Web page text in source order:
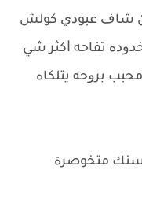
ﺷﺎﻑ ﻋﺒﻮﺩﻱ ﻛﻮﻟﺶ
ﺗﻔﺎﺣﻪ ﺍﻛﺜﺮ ﺷﻲ
ﺑﺮﻭﺣﻪ ﻳﺘﻠﻜﺎﻩ
ﻣﺘﺨﻮﺻﺮﺓ